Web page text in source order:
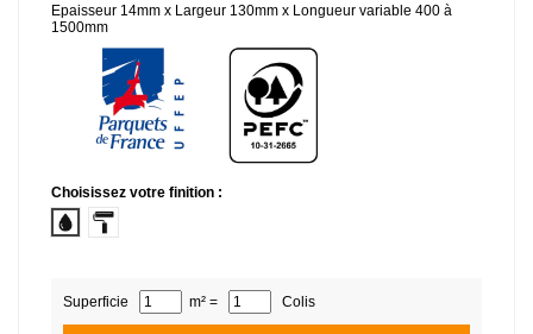
Epaisseur 14mm x Largeur 130mm x Longueur variable 400 à
1500mm
Choisissez votre finition :
Huilé Vernis mat
Superficie m² = Colis